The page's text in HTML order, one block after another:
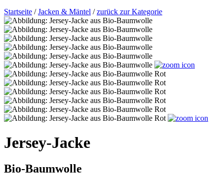
Startseite /Jacken & Mäntel /zurück zur Kategorie
Jersey-Jacke
Bio-Baumwolle